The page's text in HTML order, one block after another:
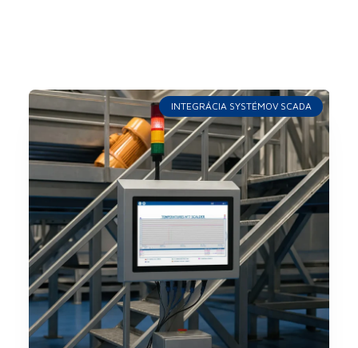
INTEGRÁCIA SYSTÉMOV SCADA